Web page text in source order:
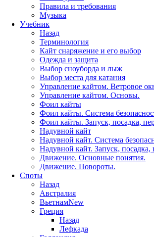
Правила и требования
Музыка
Учебник
Назад
Терминология
Кайт снаряжение и его выбор
Одежда и защита
Выбор сноуборда и лыж
Выбор места для катания
Управление кайтом. Ветровое
Управление кайтом. Основы.
Фоил кайты
Фоил кайты. Система
Фоил кайты. Запуск, посадка,
Надувной кайт
Надувной кайт. Система
Надувной кайт. Запуск, посадка,
Движение. Основные понятия.
Движение. Повороты.
Споты
Назад
Австралия
ВьетнамNew
Греция
Назад
Лефкада